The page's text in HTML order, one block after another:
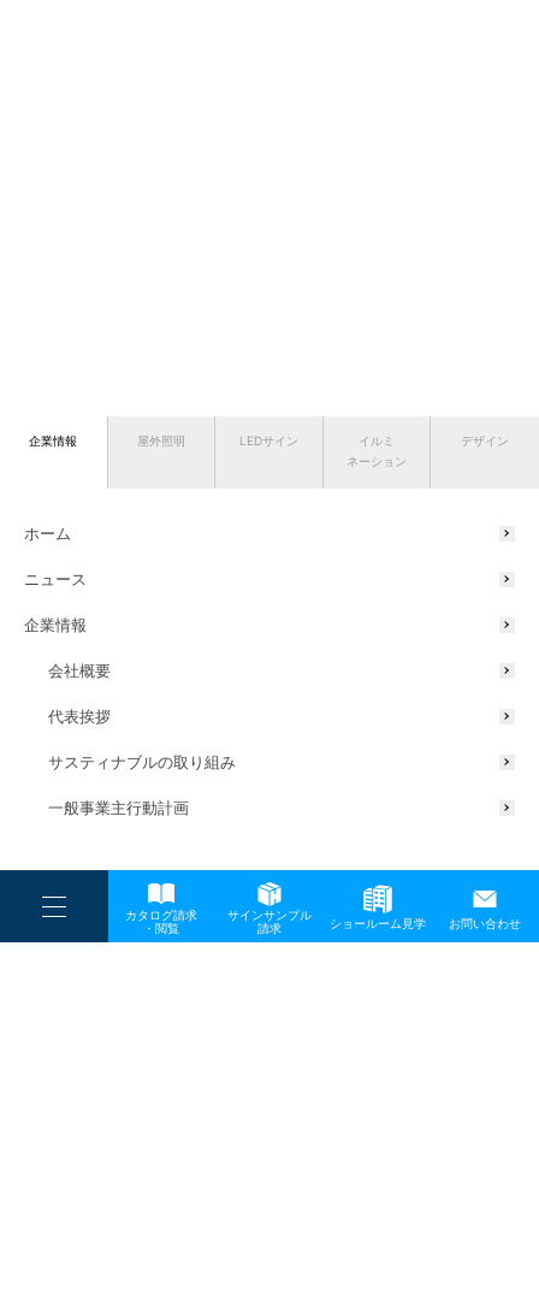
----
----
-
カタログ請求
・閲覧
サインサンプル
請求
ショールーム見学 お問い合わせ
企業情報 屋外照明 LEDサイン
イルミ
ネーション
デザイン
ホーム
ニュース
企業情報
会社概要
代表挨拶
サスティナブルの取り組み
一般事業主行動計画